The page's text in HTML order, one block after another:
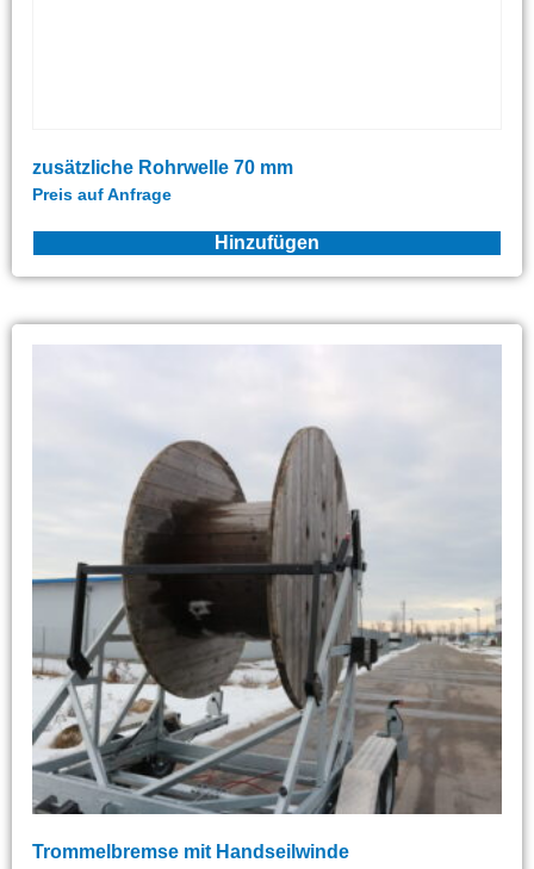
zusätzliche Rohrwelle 70 mm
Preis auf Anfrage
Hinzufügen
Trommelbremse mit Handseilwinde